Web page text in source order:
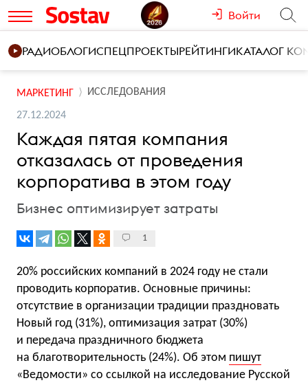
Войти
РАДИОБЛОГИСПЕЦПРОЕКТЫРЕЙТИНГИКАТАЛОГ
МАРКЕТИНГ ИССЛЕДОВАНИЯ
27.12.2024
Каждая пятая компания
отказалась от проведения
корпоратива в этом году
Бизнес оптимизирует затраты
1
20% российских компаний в 2024 году не стали
проводить корпоратив. Основные причины:
отсутствие в организации традиции праздновать
Новый год (31%), оптимизация затрат (30%)
и передача праздничного бюджета
на благотворительность (24%). Об этом пишут
«Ведомости» со ссылкой на исследование Русской